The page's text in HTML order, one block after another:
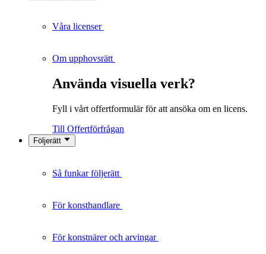
Våra licenser
Om upphovsrätt
Använda visuella verk?
Fyll i vårt offertformulär för att ansöka om en licens.
Till Offertförfrågan
Följerätt
Så funkar följerätt
För konsthandlare
För konstnärer och arvingar